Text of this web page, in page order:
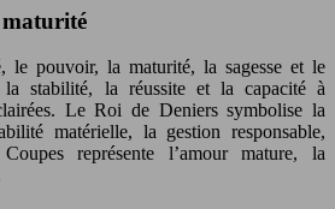
le pouvoir, la maturité, la sagesse et le
la stabilité, la réussite et la capacité à
Le Roi de Deniers symbolise la
matérielle, la gestion responsable,
représente l’amour mature, la